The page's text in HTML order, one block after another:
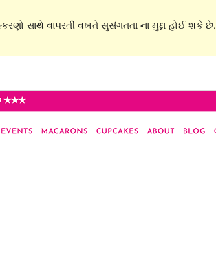
સાથે વાપરતી વખતે સુસંગતતા ના મુદ્દા હોઈ શકે છે.
આવૃત્તિ